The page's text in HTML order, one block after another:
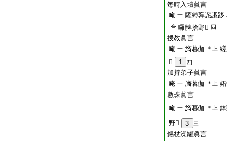
毎時入壇眞言
唵 一 薩縛嚲詫誐跢
合 囉髀捨野𤙖 四
授教眞言
唵 一 旖暮伽 ＊上
𤙖
1 四
加持弟子眞言
唵 一 旖暮伽 ＊上
數珠眞言
唵 一 旖暮伽 ＊上
野𤙖
3 三
錫杖澡罐眞言